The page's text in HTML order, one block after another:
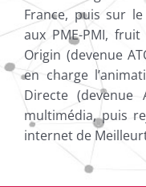
France, puis sur
aux PME-PMI,
Origin (devenue
en charge
Directe (devenue
multimédia, puis
internet de